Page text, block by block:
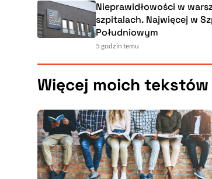
Nieprawidłowości w warszawskich
szpitalach. Najwięcej w Szpitalu
Południowym
5 godzin temu
Więcej moich tekstów